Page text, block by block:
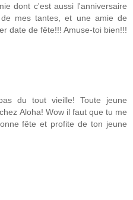
dont c'est aussi l'anniversaire
mes tantes, et une amie de
date de fête!!! Amuse-toi bien!!!
du tout vieille! Toute jeune
Aloha! Wow il faut que tu me
fête et profite de ton jeune